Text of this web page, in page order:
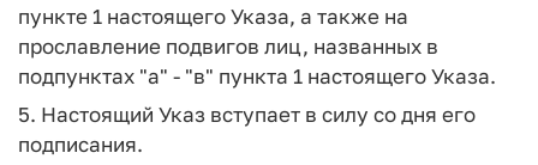
пункте 1 настоящего Указа, а также на
прославление подвигов лиц, названных в
подпунктах "а" - "в" пункта 1 настоящего Указа.
5. Настоящий Указ вступает в силу со дня его
подписания.